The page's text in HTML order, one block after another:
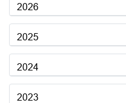
2026
2025
2024
2023